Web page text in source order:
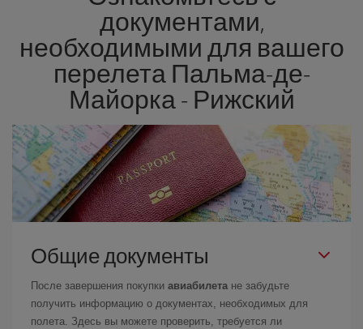
документами,
необходимыми для вашего
перелета Пальма-де-
Майорка - Рижский
Общие документы
После завершения покупки авиабилета не забудьте
получить информацию о документах, необходимых для
полета. Здесь вы можете проверить, требуется ли